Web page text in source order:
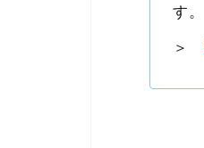
す。
＞